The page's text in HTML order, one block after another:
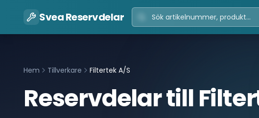
Svea Reservdelar
Hem Tillverkare Filtertek A/S
Reservdelar till